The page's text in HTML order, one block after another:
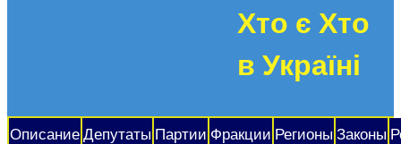
Хто є Хто
в Україні
Описание Депутаты Партии Фракции Регионы Законы